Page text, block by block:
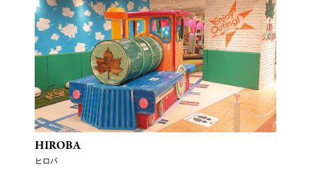
HIROBA
ヒロバ